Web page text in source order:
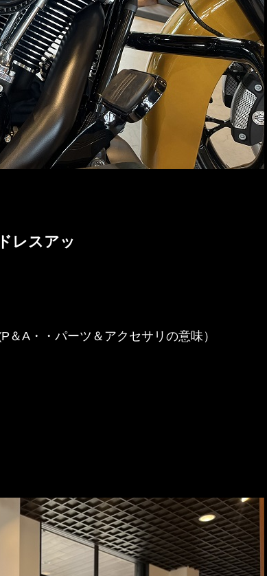
レスアッ
P＆A・・パーツ＆アクセサリの意味）